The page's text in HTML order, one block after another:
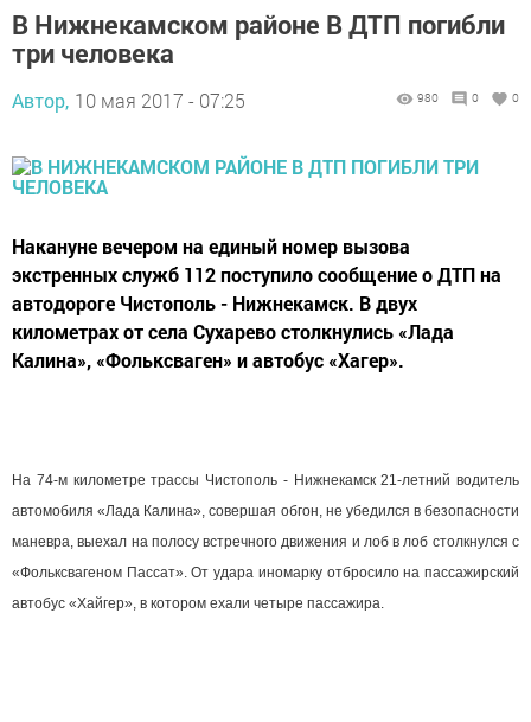
В Нижнекамском районе В ДТП погибли
три человека
Автор, 10 мая 2017 - 07:25 980 0 0
Накануне вечером на единый номер вызова
экстренных служб 112 поступило сообщение о ДТП на
автодороге Чистополь - Нижнекамск. В двух
километрах от села Сухарево столкнулись «Лада
Калина», «Фольксваген» и автобус «Хагер».
На 74-м километре трассы Чистополь - Нижнекамск 21-летний водитель
автомобиля «Лада Калина», совершая обгон, не убедился в безопасности
маневра, выехал на полосу встречного движения и лоб в лоб столкнулся с
«Фольксвагеном Пассат». От удара иномарку отбросило на пассажирский
автобус «Хайгер», в котором ехали четыре пассажира.